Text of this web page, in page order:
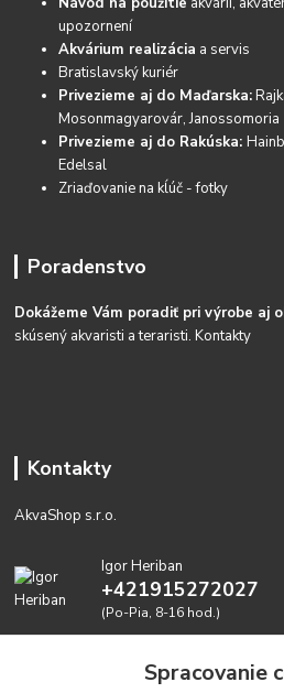
upozornení
Akvárium realizácia a servis
Bratislavský kuriér
Privezieme aj do Maďarska:
Mosonmagyarovár, Janossomoria
Privezieme aj do Rakúska:
Edelsal
Zriaďovanie na kĺúč - fotky
Poradenstvo
Dokážeme Vám poradiť pri výrobe aj
skúsený akvaristi a teraristi.Kontakty
Kontakty
AkvaShop s.r.o.
Igor Heriban
+421915272027
(Po-Pia, 8-16 hod.)
Spracovanie